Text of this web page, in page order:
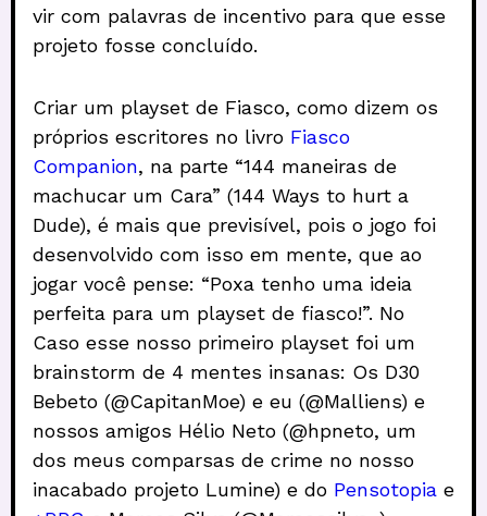
vir com palavras de incentivo para que esse
projeto fosse concluído.
Criar um playset de Fiasco, como dizem os
próprios escritores no livro Fiasco
Companion, na parte “144 maneiras de
machucar um Cara” (144 Ways to hurt a
Dude), é mais que previsível, pois o jogo foi
desenvolvido com isso em mente, que ao
jogar você pense: “Poxa tenho uma ideia
perfeita para um playset de fiasco!”. No
Caso esse nosso primeiro playset foi um
brainstorm de 4 mentes insanas: Os D30
Bebeto (@CapitanMoe) e eu (@Malliens) e
nossos amigos Hélio Neto (@hpneto, um
dos meus comparsas de crime no nosso
inacabado projeto Lumine) e do Pensotopia e